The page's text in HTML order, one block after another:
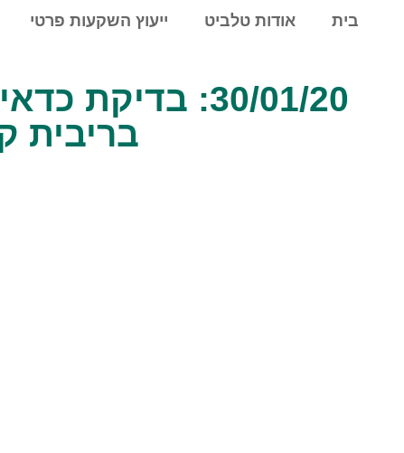
בית אודות טלביט ייעוץ השקעות פרטי
30/01/20:
בריבית